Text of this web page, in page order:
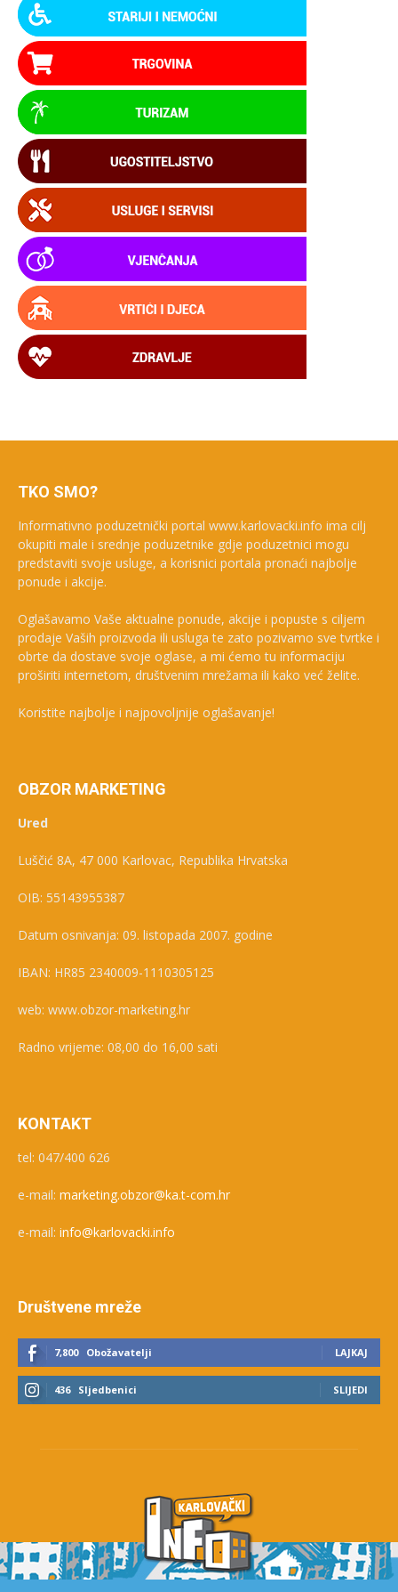
TKO SMO?
Informativno poduzetnički portal www.karlovacki.info ima cilj
okupiti male i srednje poduzetnike gdje poduzetnici mogu
predstaviti svoje usluge, a korisnici portala pronaći najbolje
ponude i akcije.
Oglašavamo Vaše aktualne ponude, akcije i popuste s ciljem
prodaje Vaših proizvoda ili usluga te zato pozivamo sve tvrtke i
obrte da dostave svoje oglase, a mi ćemo tu informaciju
proširiti internetom, društvenim mrežama ili kako već želite.
Koristite najbolje i najpovoljnije oglašavanje!
OBZOR MARKETING
Ured
Luščić 8A, 47 000 Karlovac, Republika Hrvatska
OIB: 55143955387
Datum osnivanja: 09. listopada 2007. godine
IBAN: HR85 2340009-1110305125
web: www.obzor-marketing.hr
Radno vrijeme: 08,00 do 16,00 sati
KONTAKT
tel: 047/400 626
e-mail: marketing.obzor@ka.t-com.hr
e-mail: info@karlovacki.info
Društvene mreže
7,800 Obožavatelji LAJKAJ
436 Sljedbenici SLIJEDI